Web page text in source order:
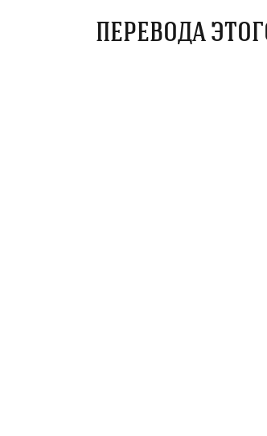
ПЕРЕВОДА